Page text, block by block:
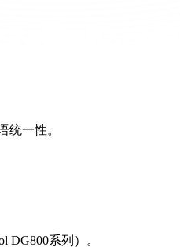
统一性。
DG800系列）。